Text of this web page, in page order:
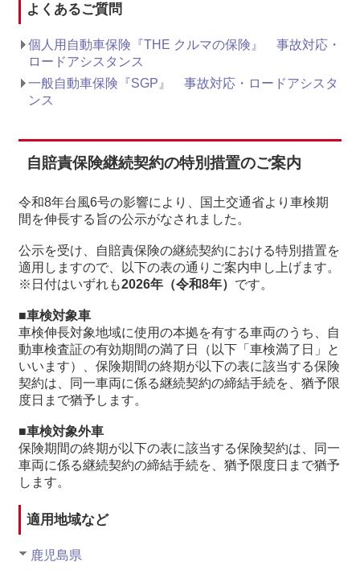
よくあるご質問
個人用自動車保険『THE クルマの保険』 事故対応・
ロードアシスタンス
一般自動車保険『SGP』 事故対応・ロードアシスタ
ンス
自賠責保険継続契約の特別措置のご案内
令和8年台風6号の影響により、国土交通省より車検期
間を伸長する旨の公示がなされました。
公示を受け、自賠責保険の継続契約における特別措置を
適用しますので、以下の表の通りご案内申し上げます。
※日付はいずれも2026年（令和8年） です。
■車検対象車
車検伸長対象地域に使用の本拠を有する車両のうち、自
動車検査証の有効期間の満了日（以下「車検満了日」と
いいます）、保険期間の終期が以下の表に該当する保険
契約は、同一車両に係る継続契約の締結手続を、猶予限
度日まで猶予します。
■車検対象外車
保険期間の終期が以下の表に該当する保険契約は、同一
車両に係る継続契約の締結手続を、猶予限度日まで猶予
します。
適用地域など
鹿児島県